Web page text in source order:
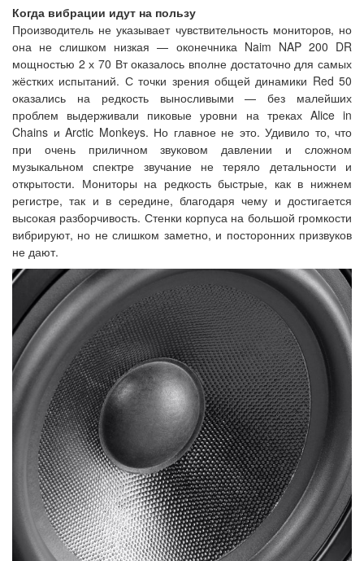
Когда вибрации идут на пользу
Производитель не указывает чувствительность мониторов, но
она не слишком низкая — оконечника Naim NAP 200 DR
мощностью 2 х 70 Вт оказалось вполне достаточно для самых
жёстких испытаний. С точки зрения общей динамики Red 50
оказались на редкость выносливыми — без малейших
проблем выдерживали пиковые уровни на треках Alice in
Chains и Arctic Monkeys. Но главное не это. Удивило то, что
при очень приличном звуковом давлении и сложном
музыкальном спектре звучание не теряло детальности и
открытости. Мониторы на редкость быстрые, как в нижнем
регистре, так и в середине, благодаря чему и достигается
высокая разборчивость. Стенки корпуса на большой громкости
вибрируют, но не слишком заметно, и посторонних призвуков
не дают.